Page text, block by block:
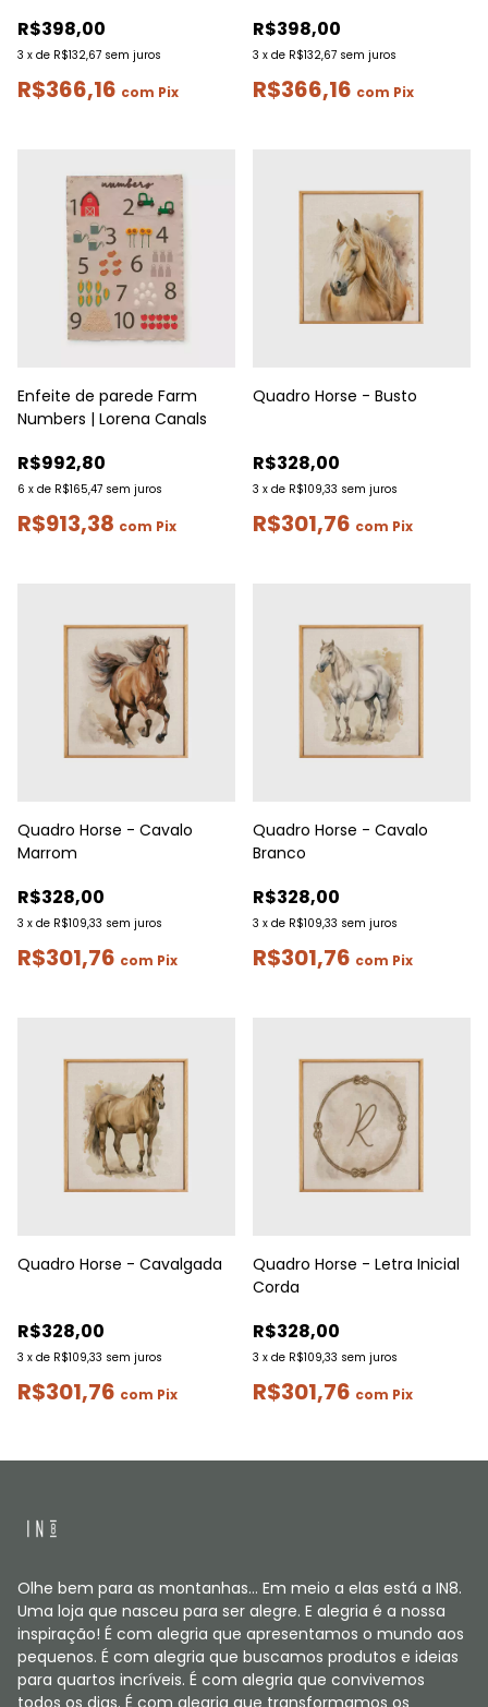
R$398,00
3 x de R$132,67 sem juros
R$366,16 com Pix
R$398,00
3 x de R$132,67 sem juros
R$366,16 com Pix
Enfeite de parede Farm
Numbers | Lorena Canals
R$992,80
6 x de R$165,47 sem juros
R$913,38 com Pix
Quadro Horse - Busto
R$328,00
3 x de R$109,33 sem juros
R$301,76 com Pix
Quadro Horse - Cavalo
Marrom
R$328,00
3 x de R$109,33 sem juros
R$301,76 com Pix
Quadro Horse - Cavalo
Branco
R$328,00
3 x de R$109,33 sem juros
R$301,76 com Pix
Quadro Horse - Cavalgada
R$328,00
3 x de R$109,33 sem juros
R$301,76 com Pix
Quadro Horse - Letra Inicial
Corda
R$328,00
3 x de R$109,33 sem juros
R$301,76 com Pix
Olhe bem para as montanhas... Em meio a elas está a IN8.
Uma loja que nasceu para ser alegre. E alegria é a nossa
inspiração! É com alegria que apresentamos o mundo aos
pequenos. É com alegria que buscamos produtos e ideias
para quartos incríveis. É com alegria que convivemos
todos os dias. É com alegria que transformamos os